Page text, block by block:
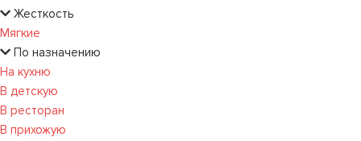
Жесткость
Мягкие
По назначению
На кухню
В детскую
В ресторан
В прихожую